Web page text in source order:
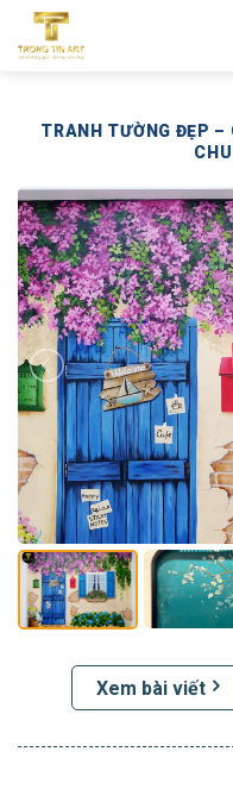
qua
TRANH TƯỜNG ĐẸP –
Xem bài viết